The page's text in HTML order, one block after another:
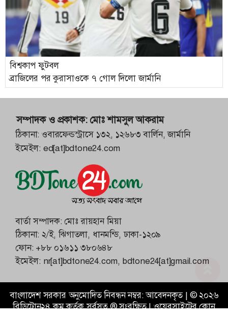
বিশ্বকাপ ফুটবল
ব্রাজিলের পর কুরাসাওকে ৭ গোল দিলো জার্মানি
সম্পাদক ও প্রকাশক: মোঃ শামসুল আকরাম
ঠিকানা: ওবারফেল্ডস্ট্রাসে ১৩২, ১২৬৮৩ বার্লিন, জার্মানি
ইমেইল: ed[at]bdtone24.com
বার্তা সম্পাদক: মোঃ রায়হান মিয়া
ঠিকানা: ২/ই, ঝিগাতলা, ধানমন্ডি, ঢাকা-১২০৯
ফোন: +৮৮ ০১৬১১ ৩৮০৬৪৮
ইমেইল: nr[at]bdtone24.com, bdtone24[at]gmail.com
বাংলাদেশ সরকার অনুমোদিত নিবন্ধন নম্বর: আবেদনকৃত |©২০২৬
বিডিটোন২৪.কমকর্তৃক সর্বসত্ব ® সংরক্ষিত | ওয়েবসাইটের কোন